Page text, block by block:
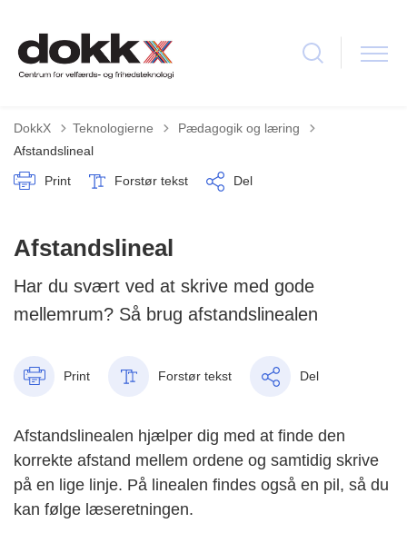
DokkX Teknologierne Tilbage til
Pædagogik og læring
Afstandslineal
Print Forstør tekst Del
Afstandslineal
Har du svært ved at skrive med gode
mellemrum? Så brug afstandslinealen
Print Forstør tekst Del
Afstandslinealen hjælper dig med at finde den
korrekte afstand mellem ordene og samtidig skrive
på en lige linje. På linealen findes også en pil, så du
kan følge læseretningen.